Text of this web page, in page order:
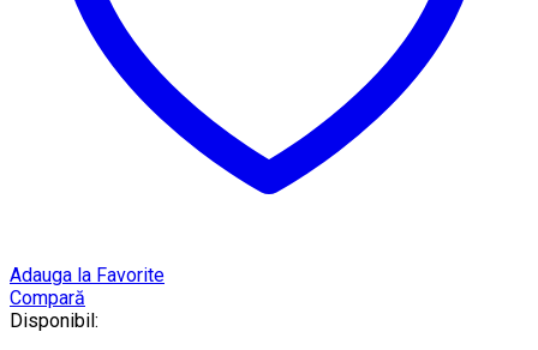
Adauga la Favorite
Compară
Disponibil: